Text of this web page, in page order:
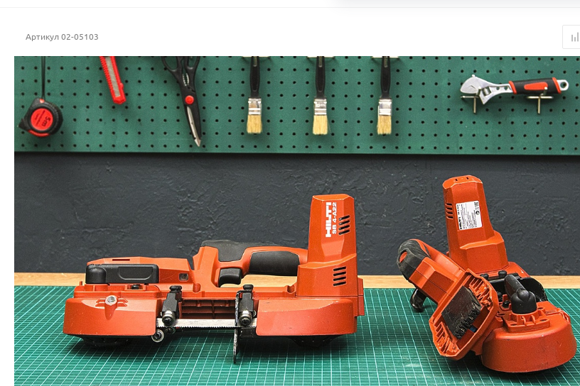
Артикул 02-05103